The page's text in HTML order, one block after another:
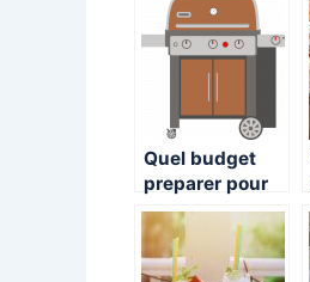
Quel budget
preparer pour
acheter une
plancha au gaz
?